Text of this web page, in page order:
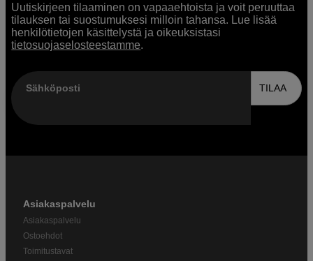
Uutiskirjeen tilaaminen on vapaaehtoista ja voit peruuttaa
tilauksen tai suostumuksesi milloin tahansa. Lue lisää
henkilötietojen käsittelystä ja oikeuksistasi
tietosuojaselosteestamme.
Sähköposti TILAA
Asiakaspalvelu
Asiakaspalvelu
Ostoehdot
Toimitustavat